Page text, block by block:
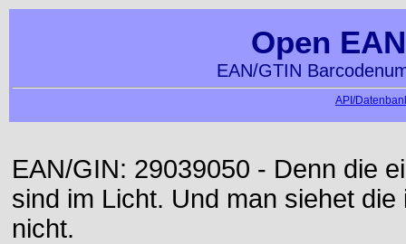
Open
EAN/GTIN
API/
EAN/GIN: 29039050 - Denn die
sind im Licht. Und man siehet
nicht.